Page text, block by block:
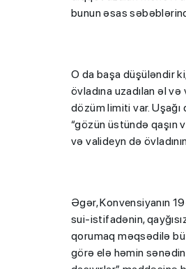
bunun əsas
O da başa düşüləndir
övladına uzadılan əl
dözüm limiti var.
“gözün üstündə qaşın
və valideyn də
Əgər, Konvensiyanın
sui-istifadənin,
qorumaq məqsədilə
görə elə həmin